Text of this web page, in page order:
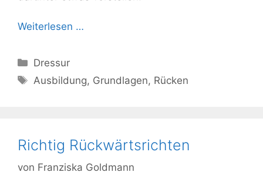
Weiterlesen …
Kategorien
Dressur
Schlagwörter
Ausbildung, Grundlagen, Rücken
Richtig Rückwärtsrichten
von Franziska Goldmann